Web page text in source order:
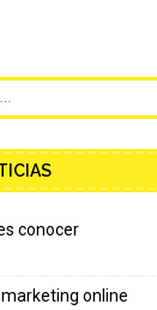
conocer
online